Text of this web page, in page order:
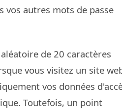
autres mots de passe
de 20 caractères
vous visitez un site
vos données
Toutefois, un point